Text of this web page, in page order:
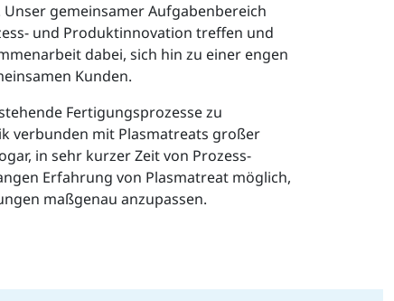
gemeinsamer Aufgabenbereich
und Produktinnovation treffen und
dabei, sich hin zu einer engen
Kunden.
Fertigungsprozesse zu
verbunden mit Plasmatreats großer
in sehr kurzer Zeit von Prozess-
Erfahrung von Plasmatreat möglich,
maßgenau anzupassen.